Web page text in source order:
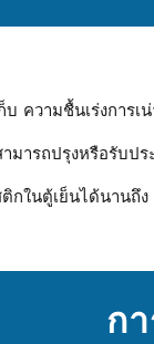
ความชื้นเร่งการเน่
มารถปรุงหรือรับป
กในตู้เย็นได้นานถึ
ก